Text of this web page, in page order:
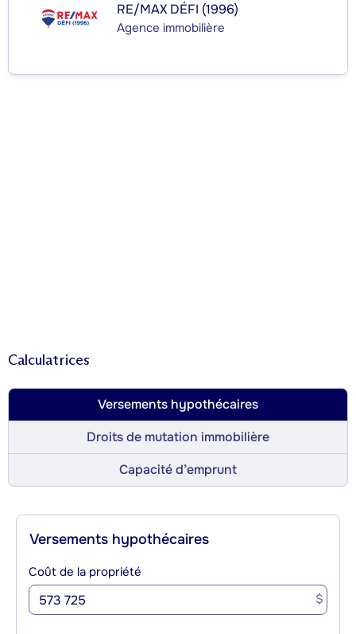
RE/MAX DÉFI (1996)
Agence immobilière
Calculatrices
Versements hypothécaires
Droits de mutation immobilière
Capacité d’emprunt
Versements hypothécaires
Coût de la propriété
$